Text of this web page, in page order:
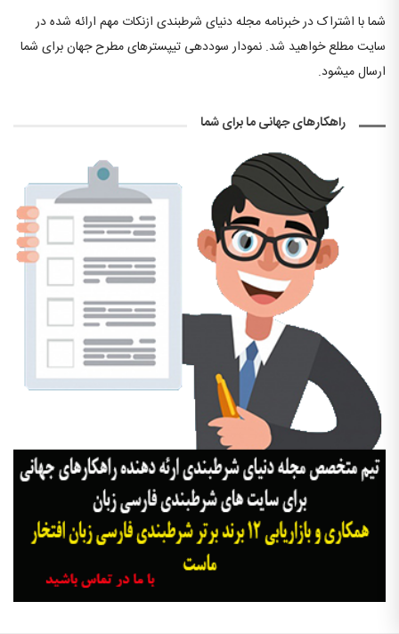
شما با اشتراک در خبرنامه مجله دنیای شرطبندی ازنکات مهم ارائه شده در
سایت مطلع خواهید شد. نمودار سوددهی تیپسترهای مطرح جهان برای شما
ارسال میشود.
راهکارهای جهانی ما برای شما